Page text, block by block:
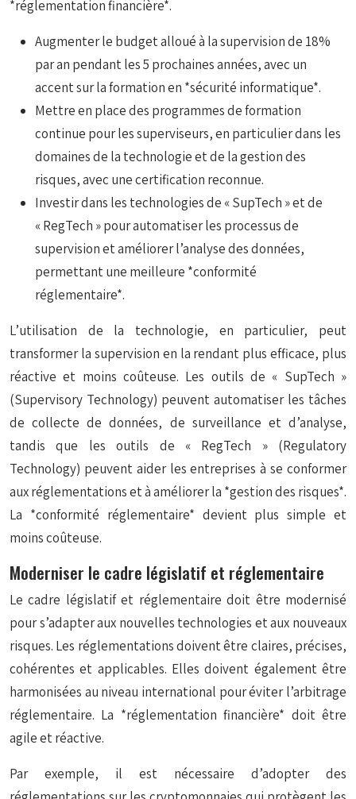
*réglementation financière*.
Augmenter le budget alloué à la supervision de 18%
par an pendant les 5 prochaines années, avec un
accent sur la formation en *sécurité informatique*.
Mettre en place des programmes de formation
continue pour les superviseurs, en particulier dans les
domaines de la technologie et de la gestion des
risques, avec une certification reconnue.
Investir dans les technologies de « SupTech » et de
« RegTech » pour automatiser les processus de
supervision et améliorer l’analyse des données,
permettant une meilleure *conformité
réglementaire*.
L’utilisation de la technologie, en particulier, peut
transformer la supervision en la rendant plus efficace, plus
réactive et moins coûteuse. Les outils de « SupTech »
(Supervisory Technology) peuvent automatiser les tâches
de collecte de données, de surveillance et d’analyse,
tandis que les outils de « RegTech » (Regulatory
Technology) peuvent aider les entreprises à se conformer
aux réglementations et à améliorer la *gestion des risques*.
La *conformité réglementaire* devient plus simple et
moins coûteuse.
Moderniser le cadre législatif et réglementaire
Le cadre législatif et réglementaire doit être modernisé
pour s’adapter aux nouvelles technologies et aux nouveaux
risques. Les réglementations doivent être claires, précises,
cohérentes et applicables. Elles doivent également être
harmonisées au niveau international pour éviter l’arbitrage
réglementaire. La *réglementation financière* doit être
agile et réactive.
Par exemple, il est nécessaire d’adopter des